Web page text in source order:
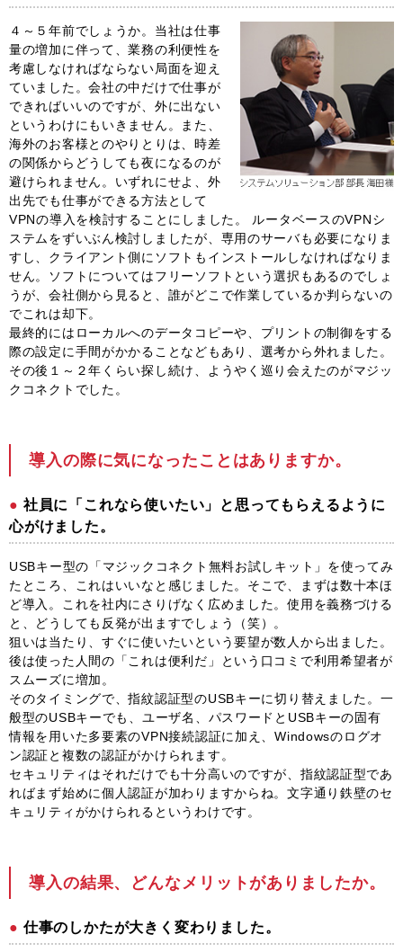
４～５年前でしょうか。当社は仕事
量の増加に伴って、業務の利便性を
考慮しなければならない局面を迎え
ていました。会社の中だけで仕事が
できればいいのですが、外に出ない
というわけにもいきません。また、
海外のお客様とのやりとりは、時差
の関係からどうしても夜になるのが
避けられません。いずれにせよ、外
出先でも仕事ができる方法として
VPNの導入を検討することにしました。 ルータベースのVPNシ
ステムをずいぶん検討しましたが、専用のサーバも必要になりま
すし、クライアント側にソフトもインストールしなければなりま
せん。ソフトについてはフリーソフトという選択もあるのでしょ
うが、会社側から見ると、誰がどこで作業しているか判らないの
でこれは却下。
最終的にはローカルへのデータコピーや、プリントの制御をする
際の設定に手間がかかることなどもあり、選考から外れました。
その後１～２年くらい探し続け、ようやく巡り会えたのがマジッ
クコネクトでした。
導入の際に気になったことはありますか。
社員に「これなら使いたい」と思ってもらえるように
心がけました。
USBキー型の「マジックコネクト無料お試しキット」を使ってみ
たところ、これはいいなと感じました。そこで、まずは数十本ほ
ど導入。これを社内にさりげなく広めました。使用を義務づける
と、どうしても反発が出ますでしょう（笑）。
狙いは当たり、すぐに使いたいという要望が数人から出ました。
後は使った人間の「これは便利だ」という口コミで利用希望者が
スムーズに増加。
そのタイミングで、指紋認証型のUSBキーに切り替えました。一
般型のUSBキーでも、ユーザ名、パスワードとUSBキーの固有
情報を用いた多要素のVPN接続認証に加え、Windowsのログオ
ン認証と複数の認証がかけられます。
セキュリティはそれだけでも十分高いのですが、指紋認証型であ
ればまず始めに個人認証が加わりますからね。文字通り鉄壁のセ
キュリティがかけられるというわけです。
導入の結果、どんなメリットがありましたか。
仕事のしかたが大きく変わりました。